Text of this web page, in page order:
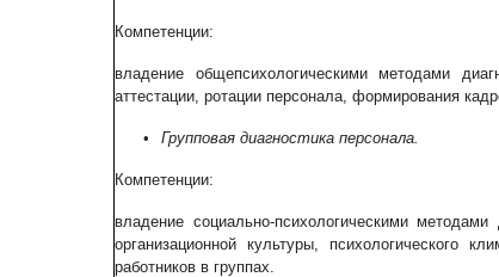
Компетенции:
владение общепсихологическими методами
аттестации, ротации персонала, формирования
• Групповая диагностика персонала.
Компетенции:
владение социально-психологическими
организационной культуры, психологического
работников в группах.